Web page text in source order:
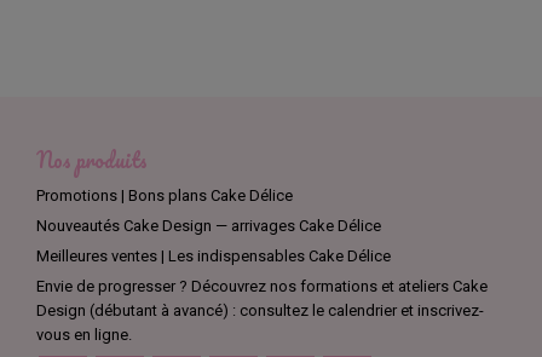
Nos produits
Promotions | Bons plans Cake Délice
Nouveautés Cake Design — arrivages Cake Délice
Meilleures ventes | Les indispensables Cake Délice
Envie de progresser ? Découvrez nos formations et ateliers Cake
Design (débutant à avancé) : consultez le calendrier et inscrivez-
vous en ligne.